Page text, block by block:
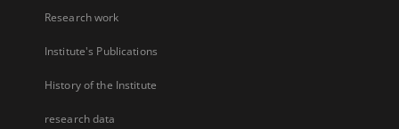
Research work
Institute's Publications
History of the Institute
research data